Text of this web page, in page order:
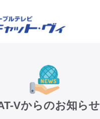
Vからのお知らせ
キャット・ヴィってなに?